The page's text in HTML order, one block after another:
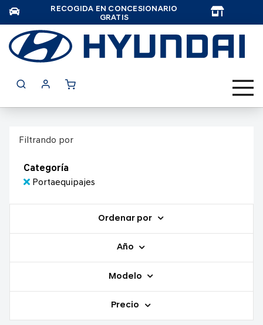
RECOGIDA EN CONCESIONARIO
GRATIS
Filtrando por
Categoría
Portaequipajes
Ordenar por
Año
Modelo
Precio